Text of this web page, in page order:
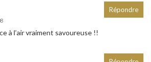
à l’air vraiment savoureuse !!
Répondre